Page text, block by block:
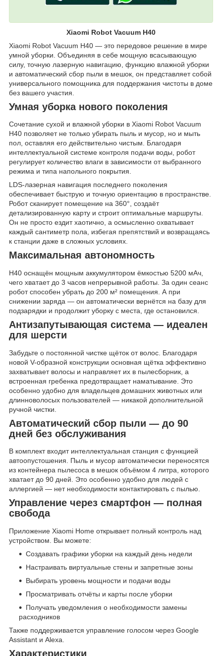
Xiaomi Robot Vacuum H40
Xiaomi Robot Vacuum H40 — это передовое решение в мире
умной уборки. Объединяя в себе мощную всасывающую
силу, точную лазерную навигацию, функцию влажной уборки
и автоматический сбор пыли в мешок, он представляет собой
универсального помощника для поддержания чистоты в доме
без вашего участия.
Умная уборка нового поколения
Сочетание сухой и влажной уборки в Xiaomi Robot Vacuum
H40 позволяет не только убирать пыль и мусор, но и мыть
пол, оставляя его действительно чистым. Благодаря
интеллектуальной системе контроля подачи воды, робот
регулирует количество влаги в зависимости от выбранного
режима и типа напольного покрытия.
LDS-лазерная навигация последнего поколения
обеспечивает быструю и точную ориентацию в пространстве.
Робот сканирует помещение на 360°, создаёт
детализированную карту и строит оптимальные маршруты.
Он не просто ездит хаотично, а осмысленно охватывает
каждый сантиметр пола, избегая препятствий и возвращаясь
к станции даже в сложных условиях.
Максимальная автономность
H40 оснащён мощным аккумулятором ёмкостью 5200 мАч,
чего хватает до 3 часов непрерывной работы. За один сеанс
робот способен убрать до 200 м² помещения. А при
снижении заряда — он автоматически вернётся на базу для
подзарядки и продолжит уборку с места, где остановился.
Антизапутывающая система — идеален
для шерсти
Забудьте о постоянной чистке щёток от волос. Благодаря
новой V-образной конструкции основная щётка эффективно
захватывает волосы и направляет их в пылесборник, а
встроенная гребенка предотвращает наматывание. Это
особенно удобно для владельцев домашних животных или
длинноволосых пользователей — никакой дополнительной
ручной чистки.
Автоматический сбор пыли — до 90
дней без обслуживания
В комплект входит интеллектуальная станция с функцией
автоопустошения. Пыль и мусор автоматически переносятся
из контейнера пылесоса в мешок объёмом 4 литра, которого
хватает до 90 дней. Это особенно удобно для людей с
аллергией — нет необходимости контактировать с пылью.
Управление через смартфон — полная
свобода
Приложение Xiaomi Home открывает полный контроль над
устройством. Вы можете:
Создавать графики уборки на каждый день недели
Настраивать виртуальные стены и запретные зоны
Выбирать уровень мощности и подачи воды
Просматривать отчёты и карты после уборки
Получать уведомления о необходимости замены
расходников
Также поддерживается управление голосом через Google
Assistant и Alexa.
Характеристики